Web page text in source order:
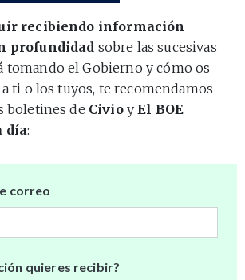
recibiendo información
profundidad sobre las sucesivas
tomando el Gobierno y cómo os
ti o los tuyos, te recomendamos
boletines de CivioyEl BOE
día:
correo
quieres recibir?